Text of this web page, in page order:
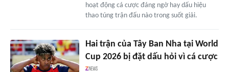
hoạt động cá cược đáng ngờ hay dấu hiệu
thao túng trận đấu nào trong suốt giải.
Hai trận của Tây Ban Nha tại World
Cup 2026 bị đặt dấu hỏi vì cá cược